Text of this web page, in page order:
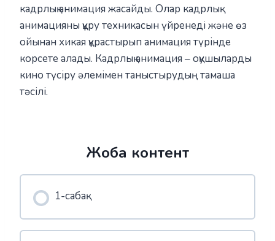
кадрлық анимация жасайды. Олар кадрлық
анимацияны құру техникасын үйренеді және өз
ойынан хикая құрастырып анимация түрінде
корсете алады. Кадрлық анимация – оқушыларды
кино түсіру әлемімен таныстырудың тамаша
тәсілі.
Жоба контент
1-сабақ